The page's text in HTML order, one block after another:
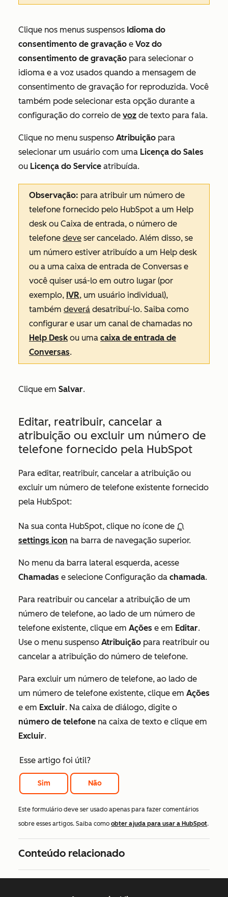
Clique nos menus suspensos Idioma do
consentimento de gravação e Voz do
consentimento de gravação para selecionar o
idioma e a voz usados quando a mensagem de
consentimento de gravação for reproduzida. Você
também pode selecionar esta opção durante a
configuração do correio de voz de texto para fala.
Clique no menu suspenso Atribuição para
selecionar um usuário com uma Licença do Sales
ou Licença do Service atribuída.
Observação: para atribuir um número de
telefone fornecido pelo HubSpot a um Help
desk ou Caixa de entrada, o número de
telefone deve ser cancelado. Além disso, se
um número estiver atribuído a um Help desk
ou a uma caixa de entrada de Conversas e
você quiser usá-lo em outro lugar (por
exemplo, IVR, um usuário individual),
também deverá desatribuí-lo. Saiba como
configurar e usar um canal de chamadas no
Help Deskou uma caixa de entrada de
Conversas.
Clique em Salvar.
Editar, reatribuir, cancelar a
atribuição ou excluir um número de
telefone fornecido pela HubSpot
Para editar, reatribuir, cancelar a atribuição ou
excluir um número de telefone existente fornecido
pela HubSpot:
Na sua conta HubSpot, clique no ícone de
settings icon na barra de navegação superior.
No menu da barra lateral esquerda, acesse
Chamadas e selecione Configuração da chamada.
Para reatribuir ou cancelar a atribuição de um
número de telefone, ao lado de um número de
telefone existente, clique em Ações e em Editar.
Use o menu suspenso Atribuição para reatribuir ou
cancelar a atribuição do número de telefone.
Para excluir um número de telefone, ao lado de
um número de telefone existente, clique em Ações
e em Excluir. Na caixa de diálogo, digite o
número de telefone na caixa de texto e clique em
Excluir.
Esse artigo foi útil?
Sim Não
Este formulário deve ser usado apenas para fazer comentários
sobre esses artigos. Saiba como obter ajuda para usar a HubSpot.
Conteúdo relacionado